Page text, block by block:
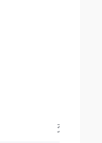
交易产品